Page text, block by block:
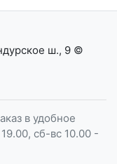
ш., 9 ©
в удобное
сб-вс 10.00 -